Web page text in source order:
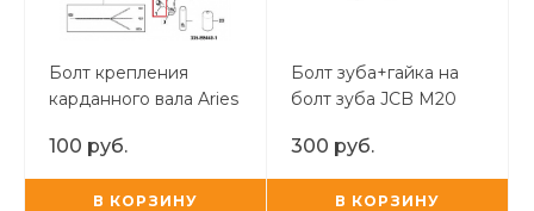
Болт крепления
карданного вала Aries
100 руб.
В КОРЗИНУ
Болт зуба+гайка на
болт зуба JCB М20
300 руб.
В КОРЗИНУ